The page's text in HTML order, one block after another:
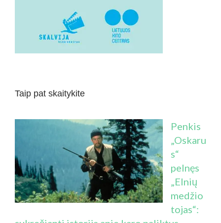
Taip pat skaitykite
Penkis
„Oskaru
s“
pelnęs
„Elnių
medžio
tojas“: